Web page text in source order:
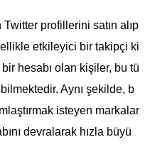
profillerini satın alıp
etkileyici bir takipçi ki
hesabı olan kişiler, bu tü
Aynı şekilde, b
isteyen markalar
devralarak hızla büyü